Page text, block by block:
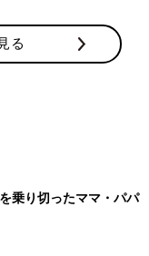
る
乗り切ったママ・パパ